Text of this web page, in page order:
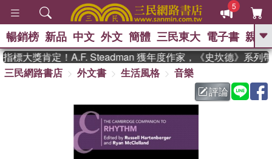
5
GO
熱搜： 東野圭吾 、
父親節 、 花開錦
方念華 、 台灣的
李登輝時代 、 數學女孩：黎曼猜想
、 偉大的迷走神經
群喵 、 臺灣漫遊錄
暢銷榜 新品 中文 外文 簡體 三民東大 電子書 親子
標大獎肯定！A.F. Steadman 獲年度作家，《史坎德》系列帶
三民網路書店
外文書 生活風格
音樂
評論